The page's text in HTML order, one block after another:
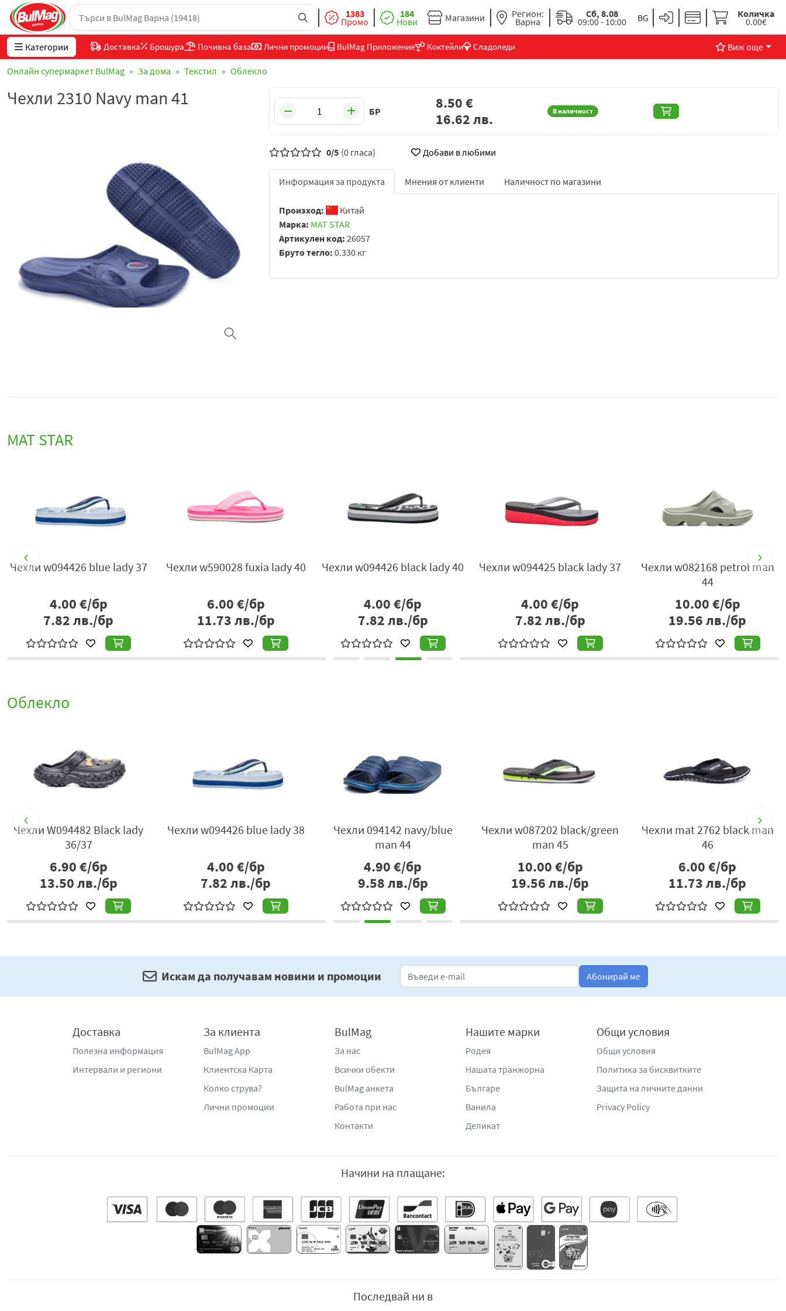
1383
Промо
184
Нови Магазини Регион:
Варна
Сб, 8.08
09:00 - 10:00
Количка
0.00€
Категории Доставка Брошура Почивна база Лични промоции BulMag Приложение Коктейли Сладоледи Виж още
Онлайн супермаркет BulMag За дома Текстил Облекло
Чехли 2310 Navy man 41
БР В наличност
8.50€
16.62лв.
0/5 (0 гласа) Добави в любими
Информация за продукта Мнения от клиенти Наличност по магазини
Произход:
Китай
Марка: MAT STAR
Артикулен код: 26057
Бруто тегло: 0.330 кг
MAT STAR
Чехли w094426 blue lady 37
4.00€/бр
7.82лв./бр
Чехли w590028 fuxia lady 40
6.00€/бр
11.73лв./бр
Чехли w094426 black lady 40
4.00€/бр
7.82лв./бр
Чехли w094425 black lady 37
4.00€/бр
7.82лв./бр
Чехли w082168 petrol man
44
10.00€/бр
19.56лв./бр
Облекло
Чехли W094482 Black lady
36/37
6.90€/бр
13.50лв./бр
Чехли w094426 blue lady 38
4.00€/бр
7.82лв./бр
Чехли 094142 navy/blue
man 44
4.90€/бр
9.58лв./бр
Чехли w087202 black/green
man 45
10.00€/бр
19.56лв./бр
Чехли mat 2762 black man
46
6.00€/бр
11.73лв./бр
Искам да получавам новини и промоции Абонирай ме
Доставка
Полезна информация
Интервали и региони
За клиента
BulMag App
Клиентска Карта
Колко струва?
Лични промоции
BulMag
За нас
Всички обекти
BulMag анкета
Работа при нас
Контакти
Нашите марки
Родея
Нашата транжорна
Българе
Ванила
Деликат
Общи условия
Общи условия
Политика за бисквитките
Защита на личните данни
Privacy Policy
Начини на плащане:
Последвай ни в